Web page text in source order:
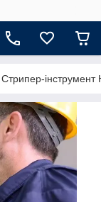
Стрипер-